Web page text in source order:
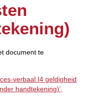
document te
verbaal I4 geldigheid
handtekening)’,